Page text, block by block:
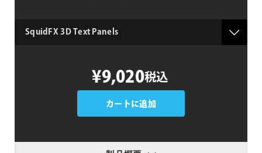
product
¥9,020税込
カートに追加